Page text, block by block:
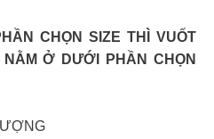
CHỌN SIZE THÌ VUỐT
Ở DƯỚI PHẦN CHỌN